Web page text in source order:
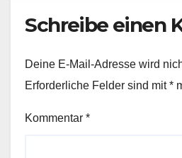
Schreibe einen
Deine E-Mail-Adresse wird
Erforderliche Felder sind mit*
Kommentar *